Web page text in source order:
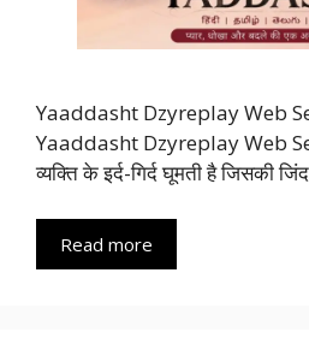
Yaaddasht Dzyreplay Web
Yaaddasht Dzyreplay Web
व्यक्ति के इर्द-गिर्द घूमती है जिसकी
Read more